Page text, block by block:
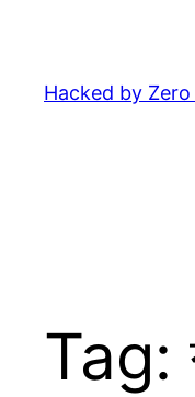
content
Hacked by Zero
Tag: